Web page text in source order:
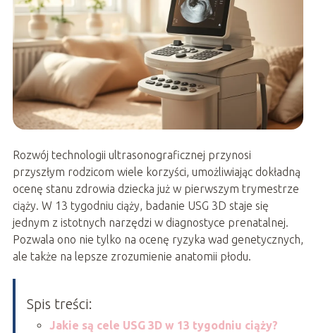
Rozwój technologii ultrasonograficznej przynosi
przyszłym rodzicom wiele korzyści, umożliwiając dokładną
ocenę stanu zdrowia dziecka już w pierwszym trymestrze
ciąży. W 13 tygodniu ciąży, badanie USG 3D staje się
jednym z istotnych narzędzi w diagnostyce prenatalnej.
Pozwala ono nie tylko na ocenę ryzyka wad genetycznych,
ale także na lepsze zrozumienie anatomii płodu.
Spis treści:
Jakie są cele USG 3D w 13 tygodniu ciąży?